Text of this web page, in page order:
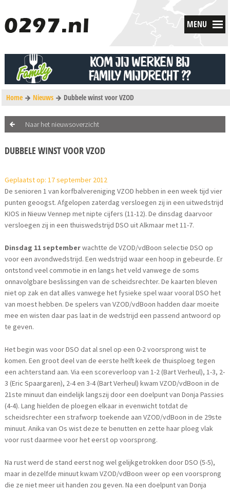
MENU
Home Nieuws Dubbele winst voor VZOD
Naar het nieuwsoverzicht
DUBBELE WINST VOOR VZOD
Geplaatst op: 17 september 2012
De senioren 1 van korfbalvereniging VZOD hebben in een week tijd vier
punten geoogst. Afgelopen zaterdag versloegen zij in een uitwedstrijd
KIOS in Nieuw Vennep met nipte cijfers (11-12). De dinsdag daarvoor
versloegen zij in een thuiswedstrijd DSO uit Alkmaar met 11-7.
Dinsdag 11 septemberwachtte de VZOD/vdBoon selectie DSO op
voor een avondwedstrijd. Een wedstrijd waar een hoop in gebeurde. Er
ontstond veel commotie in en langs het veld vanwege de soms
onnavolgbare beslissingen van de scheidsrechter. De kaarten bleven
niet op zak en dat alles vanwege het fysieke spel waar vooral DSO het
van moest hebben. De spelers van VZOD/vdBoon hadden daar moeite
mee en wisten daar pas laat in de wedstrijd een passend antwoord op
te geven.
Het begin was voor DSO dat al snel op een 0-2 voorsprong wist te
komen. Een groot deel van de eerste helft keek de thuisploeg tegen
een achterstand aan. Via een scoreverloop van 1-2 (Bart Verheul), 1-3, 2-
3 (Eric Spaargaren), 2-4 en 3-4 (Bart Verheul) kwam VZOD/vdBoon in de
21ste minuut dan eindelijk langszij door een doelpunt van Donja Passies
(4-4). Lang hielden de ploegen elkaar in evenwicht totdat de
scheidsrechter een strafworp toekende aan VZOD/vdBoon in de 29ste
minuut. Anika van Os wist deze te benutten en zette haar ploeg vlak
voor rust daarmee voor het eerst op voorsprong.
Na rust werd de stand eerst nog wel gelijkgetrokken door DSO (5-5),
maar in dezelfde minuut kwam VZOD/vdBoon weer op een voorsprong
die ze niet meer uit handen zou geven. Na een doelpunt van Donja